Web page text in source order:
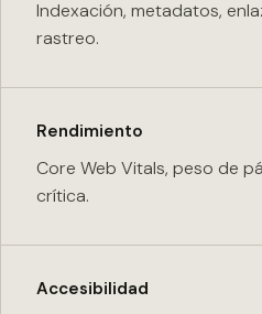
Indexación, metadatos,
rastreo.
Rendimiento
Core Web Vitals, peso de
crítica.
Accesibilidad